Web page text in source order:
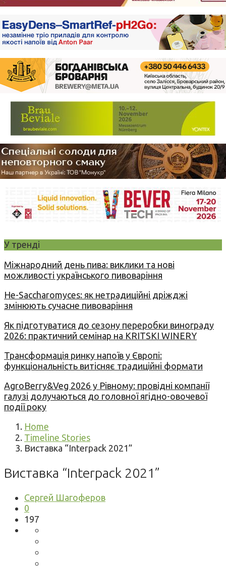
У тренді
Міжнародний день пива: виклики та нові
можливості українського пивоваріння
Не-Saccharomyces: як нетрадиційні дріжджі
змінюють сучасне пивоваріння
Як підготуватися до сезону переробки винограду
2026: практичний семінар на KRITSKI WINERY
Трансформація ринку напоїв у Європі:
функціональність витісняє традиційні формати
AgroBerry&Veg 2026 у Рівному: провідні компанії
галузі долучаються до головної ягідно-овочевої
події року
Home
Timeline Stories
Виставка “Іnterpack 2021”
Виставка “Іnterpack 2021”
Сергей Шагоферов
0
197